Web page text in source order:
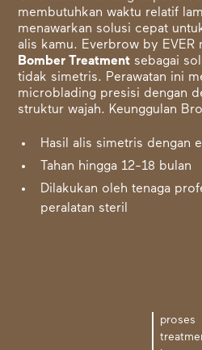
membutuhkan waktu relatif
menawarkan solusi cepat
alis kamu. Everbrow by EVER
Bomber Treatment sebagai
tidak simetris. Perawatan ini
microblading presisi dengan
struktur wajah. Keunggulan
Hasil alis simetris dengan
Tahan hingga 12-18 bulan
Dilakukan oleh tenaga
peralatan steril
proses